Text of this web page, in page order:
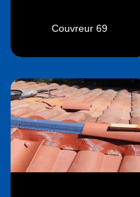
Couvreur 69